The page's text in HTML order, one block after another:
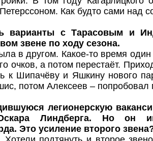
Как будто сами над
варианты с Тарасовым и
звене по ходу сезона.
в другом. Какое-то время один
очков, а потом перестаёт.
к Шипачёву и Яшкину нового
потом Алексеев – попробовал
легионерскую
Линдберга. Но он
Это усиление второго